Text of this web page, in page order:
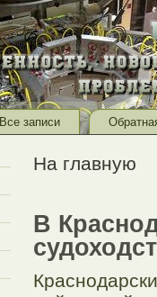
Все записи
На главную
В